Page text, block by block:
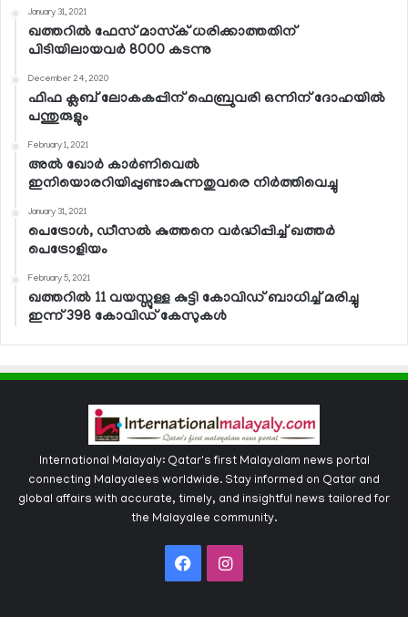
January 31, 2021
ഖത്തറില്‍ ഫേസ് മാസ്‌ക് ധരിക്കാത്തതിന്
പിടിയിലായവര്‍ 8000 കടന്നു
December 24, 2020
ഫിഫ ക്ലബ് ലോകകപ്പിന് ഫെബ്രുവരി ഒന്നിന് ദോഹയില്‍
പന്തുരുളും
February 1, 2021
അല്‍ ഖോര്‍ കാര്‍ണിവെല്‍
ഇനിയൊരറിയിപ്പുണ്ടാകുന്നതുവരെ നിര്‍ത്തിവെച്ചു
January 31, 2021
പെട്രോള്‍, ഡീസല്‍ കുത്തനെ വര്‍ദ്ധിപ്പിച്ച് ഖത്തര്‍
പെട്രോളിയം
February 5, 2021
ഖത്തറില്‍ 11 വയസ്സുള്ള കുട്ടി കോവിഡ് ബാധിച്ച് മരിച്ചു
ഇന്ന് 398 കോവിഡ് കേസുകള്‍
International Malayaly: Qatar's first Malayalam news portal
connecting Malayalees worldwide. Stay informed on Qatar and
global affairs with accurate, timely, and insightful news tailored for
the Malayalee community.
FacebookInstagram